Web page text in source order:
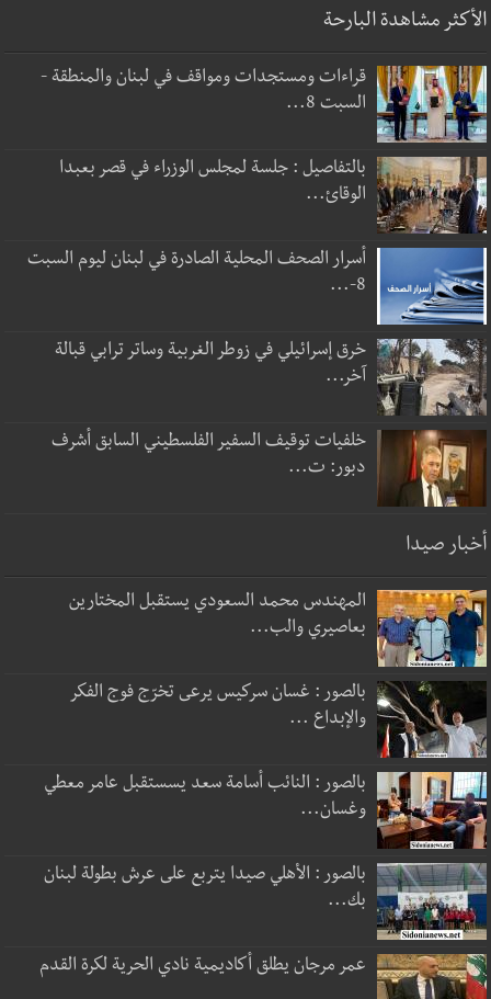
الأكثر مشاهدة البارحة
قراءات ومستجدات ومواقف في لبنان والمنطقة -
السبت 8...
بالتفاصيل : جلسة لمجلس الوزراء في قصر بعبدا
الوقائ...
أسرار الصحف المحلية الصادرة في لبنان ليوم السبت
8-...
خرق إسرائيلي في زوطر الغربية وساتر ترابي قبالة
آخر...
خلفيات توقيف السفير الفلسطيني السابق أشرف
دبور: ت...
أخبار صيدا
المهندس محمد السعودي يستقبل المختارين
بعاصيري والب...
بالصور : غسان سركيس يرعى تخرّج فوج الفكر
والإبداع ...
بالصور : النائب أسامة سعد يسستقبل عامر معطي
وغسان...
بالصور : الأهلي صيدا يتربع على عرش بطولة لبنان
بك...
عمر مرجان يطلق أكاديمية نادي الحرية لكرة القدم